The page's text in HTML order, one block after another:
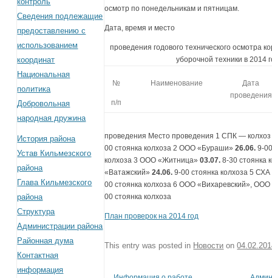
Сведения подлежащие
предоставлению с
использованием
координат
Национальная
политика
Добровольная
народная дружина
История района
Устав Кильмезского
района
Глава Кильмезского
района
Структура
Администрации района
Районная дума
Контактная
информация
осмотр по понедельникам и пятницам.
Дата, время и место
проведения годового технического осмотра
уборочной техники в 2014
№
п/п
Наименование
Дата
проведения
проведения Место проведения 1 СПК —
00 стоянка колхоза 2 ООО «Бураши»26.06.9-
колхоза 3 ООО «Житница»03.07.8-30 стоянка
«Ватажский»24.06.9-00 стоянка колхоза 5
00 стоянка колхоза 6 ООО «Вихаревский»,
00 стоянка колхоза
План проверок на 2014 год
This entry was posted in Новости on